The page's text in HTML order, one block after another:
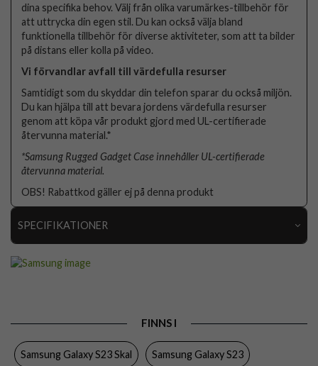
dina specifika behov. Välj från olika varumärkes-tillbehör för
att uttrycka din egen stil. Du kan också välja bland
funktionella tillbehör för diverse aktiviteter, som att ta bilder
på distans eller kolla på video.
Vi förvandlar avfall till värdefulla resurser
Samtidigt som du skyddar din telefon sparar du också miljön.
Du kan hjälpa till att bevara jordens värdefulla resurser
genom att köpa vår produkt gjord med UL-certifierade
återvunna material.*
*Samsung Rugged Gadget Case innehåller UL-certifierade
återvunna material.
OBS! Rabattkod gäller ej på denna produkt
SPECIFIKATIONER
Grepp/hållare, Kortfack, Stativfunktion
Färg
FINNS I
Samsung Galaxy S23 Skal Samsung Galaxy S23